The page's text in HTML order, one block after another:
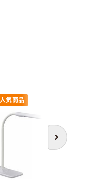
次へ
人気商品